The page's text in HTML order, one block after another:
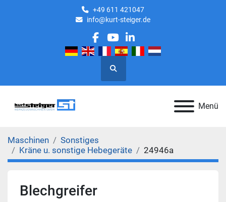
+49 611 421047
info@kurt-steiger.de
facebook
youtube
linkedin
Suche
Menü
Maschinen
Sonstiges
Kräne u. sonstige Hebegeräte
24946a
Blechgreifer